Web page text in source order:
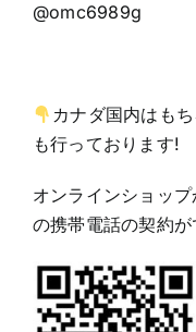
@omc6989g
カナダ国内はも
も行っております!
オンラインショッ
の携帯電話の契約